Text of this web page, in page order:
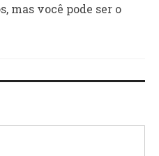
mas você pode ser o